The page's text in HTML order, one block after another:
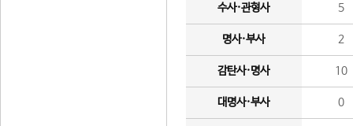
수사·관형사 5
명사·부사 2
감탄사·명사 10
대명사·부사 0